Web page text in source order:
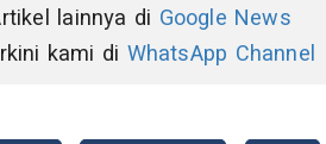
lainnya di Google News
kami di WhatsApp Channel